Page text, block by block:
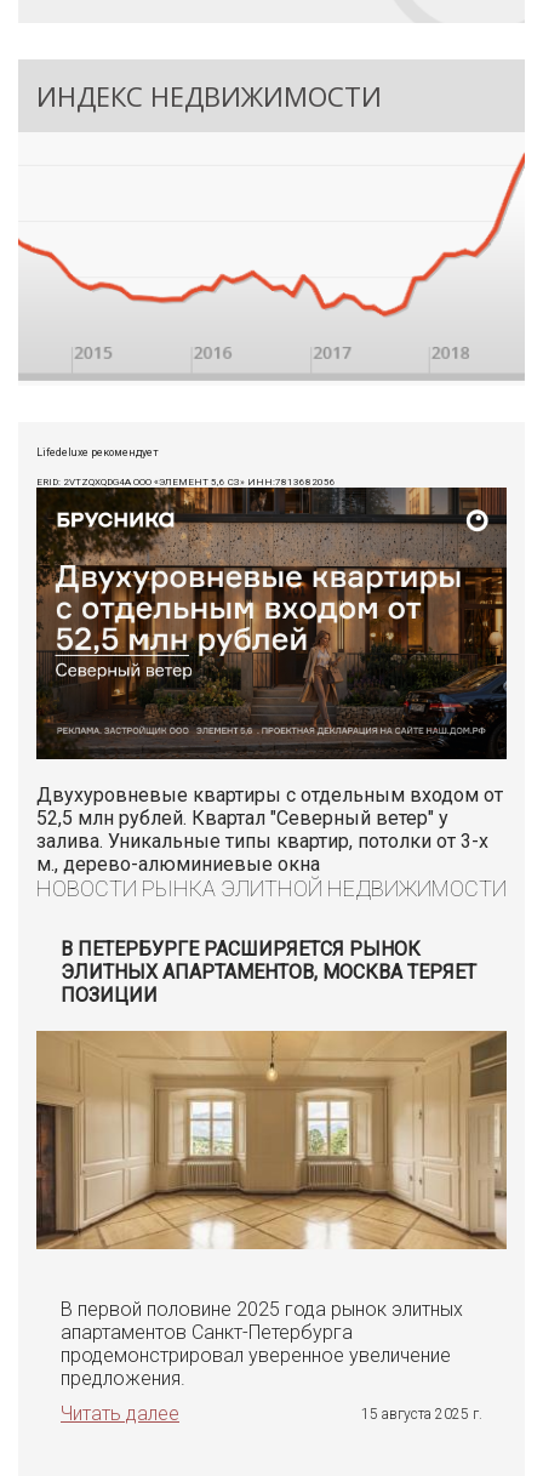
ИНДЕКС НЕДВИЖИМОСТИ
Lifedeluxe рекомендует
ERID: 2VTZQXQDG4A ООО «ЭЛЕМЕНТ 5,6 СЗ» ИНН:7813682056
Двухуровневые квартиры с отдельным входом от
52,5 млн рублей. Квартал "Северный ветер" у
залива. Уникальные типы квартир, потолки от 3-х
м., дерево-алюминиевые окна
НОВОСТИ РЫНКА ЭЛИТНОЙ НЕДВИЖИМОСТИ
В ПЕТЕРБУРГЕ РАСШИРЯЕТСЯ РЫНОК
ЭЛИТНЫХ АПАРТАМЕНТОВ, МОСКВА ТЕРЯЕТ
ПОЗИЦИИ
В первой половине 2025 года рынок элитных
апартаментов Санкт-Петербурга
продемонстрировал уверенное увеличение
предложения.
Читать далее
15 августа 2025 г.